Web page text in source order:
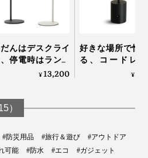
本品）
んはデスクライ
、停電時はランタ
、充電で4時間点
LED Magnecco
lamp
¥13,200
好きな場所で愉
る、コードレ
「晩酌ライト」
¥
）
#防災用品 #旅行＆遊び
#アウトドア
可能 #防水 #エコ
#ガジェット